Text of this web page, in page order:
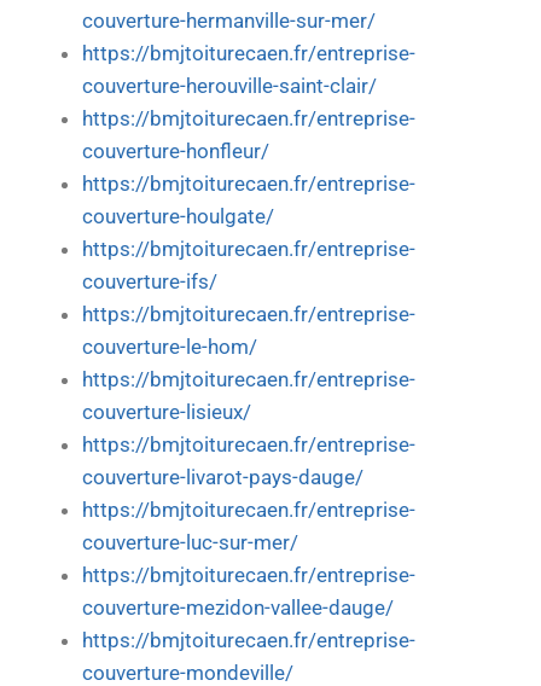
couverture-hermanville-sur-mer/
https://bmjtoiturecaen.fr/entreprise-
couverture-herouville-saint-clair/
https://bmjtoiturecaen.fr/entreprise-
couverture-honfleur/
https://bmjtoiturecaen.fr/entreprise-
couverture-houlgate/
https://bmjtoiturecaen.fr/entreprise-
couverture-ifs/
https://bmjtoiturecaen.fr/entreprise-
couverture-le-hom/
https://bmjtoiturecaen.fr/entreprise-
couverture-lisieux/
https://bmjtoiturecaen.fr/entreprise-
couverture-livarot-pays-dauge/
https://bmjtoiturecaen.fr/entreprise-
couverture-luc-sur-mer/
https://bmjtoiturecaen.fr/entreprise-
couverture-mezidon-vallee-dauge/
https://bmjtoiturecaen.fr/entreprise-
couverture-mondeville/